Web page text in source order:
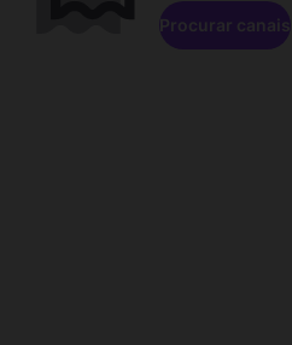
Procurar canais